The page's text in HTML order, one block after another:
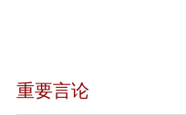
重要言论